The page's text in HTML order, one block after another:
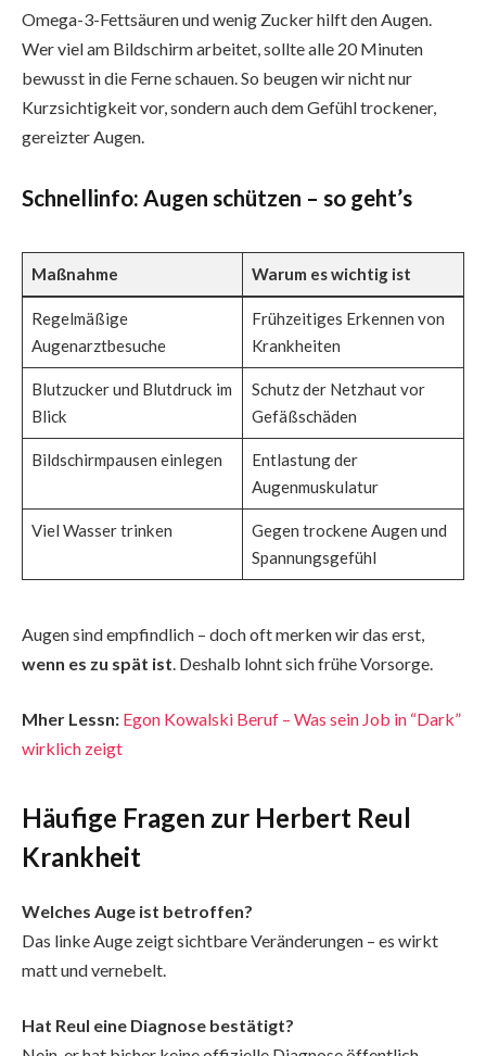
Omega-3-Fettsäuren und wenig Zucker hilft den Augen.
Wer viel am Bildschirm arbeitet, sollte alle 20 Minuten
bewusst in die Ferne schauen. So beugen wir nicht nur
Kurzsichtigkeit vor, sondern auch dem Gefühl trockener,
gereizter Augen.
Schnellinfo: Augen schützen – so geht’s
Maßnahme Warum es wichtig ist
Regelmäßige
Augenarztbesuche
Frühzeitiges Erkennen von
Krankheiten
Blutzucker und Blutdruck im
Blick
Schutz der Netzhaut vor
Gefäßschäden
Bildschirmpausen einlegen
Entlastung der
Augenmuskulatur
Viel Wasser trinken
Gegen trockene Augen und
Spannungsgefühl
Augen sind empfindlich – doch oft merken wir das erst,
wenn es zu spät ist . Deshalb lohnt sich frühe Vorsorge.
Mher Lessn: Egon Kowalski Beruf – Was sein Job in “Dark”
wirklich zeigt
Häufige Fragen zur Herbert Reul
Krankheit
Welches Auge ist betroffen?
Das linke Auge zeigt sichtbare Veränderungen – es wirkt
matt und vernebelt.
Hat Reul eine Diagnose bestätigt?